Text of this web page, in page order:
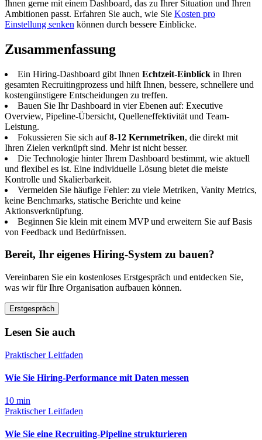
Ihnen gerne mit einem Dashboard, das zu Ihrer Situation und Ihren
Ambitionen passt. Erfahren Sie auch, wie Sie Kosten pro
Einstellung senken können durch bessere Einblicke.
Zusammenfassung
Ein Hiring-Dashboard gibt Ihnen Echtzeit-Einblick in Ihren
gesamten Recruitingprozess und hilft Ihnen, bessere, schnellere und
kostengünstigere Entscheidungen zu treffen.
Bauen Sie Ihr Dashboard in vier Ebenen auf: Executive
Overview, Pipeline-Übersicht, Quelleneffektivität und Team-
Leistung.
Fokussieren Sie sich auf8-12 Kernmetriken, die direkt mit
Ihren Zielen verknüpft sind. Mehr ist nicht besser.
Die Technologie hinter Ihrem Dashboard bestimmt, wie aktuell
und flexibel es ist. Eine individuelle Lösung bietet die meiste
Kontrolle und Skalierbarkeit.
Vermeiden Sie häufige Fehler: zu viele Metriken, Vanity Metrics,
keine Benchmarks, statische Berichte und keine
Aktionsverknüpfung.
Beginnen Sie klein mit einem MVP und erweitern Sie auf Basis
von Feedback und Bedürfnissen.
Bereit, Ihr eigenes Hiring-System zu bauen?
Vereinbaren Sie ein kostenloses Erstgespräch und entdecken Sie,
was wir für Ihre Organisation aufbauen können.
Erstgespräch
Lesen Sie auch
Praktischer Leitfaden
Wie Sie Hiring-Performance mit Daten messen
10 min
Praktischer Leitfaden
Wie Sie eine Recruiting-Pipeline strukturieren